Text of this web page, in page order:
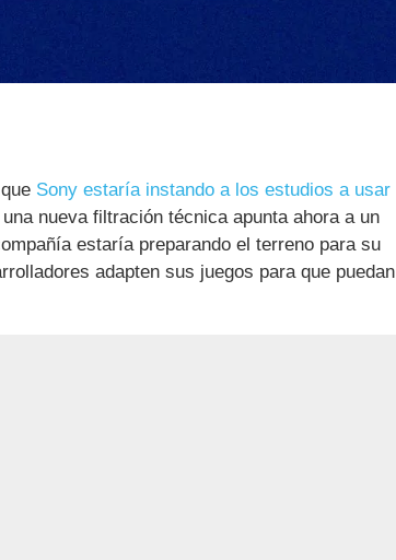
Sony estaría instando a los estudios a usar
una nueva filtración técnica apunta ahora a un
estaría preparando el terreno para su
adapten sus juegos para que puedan